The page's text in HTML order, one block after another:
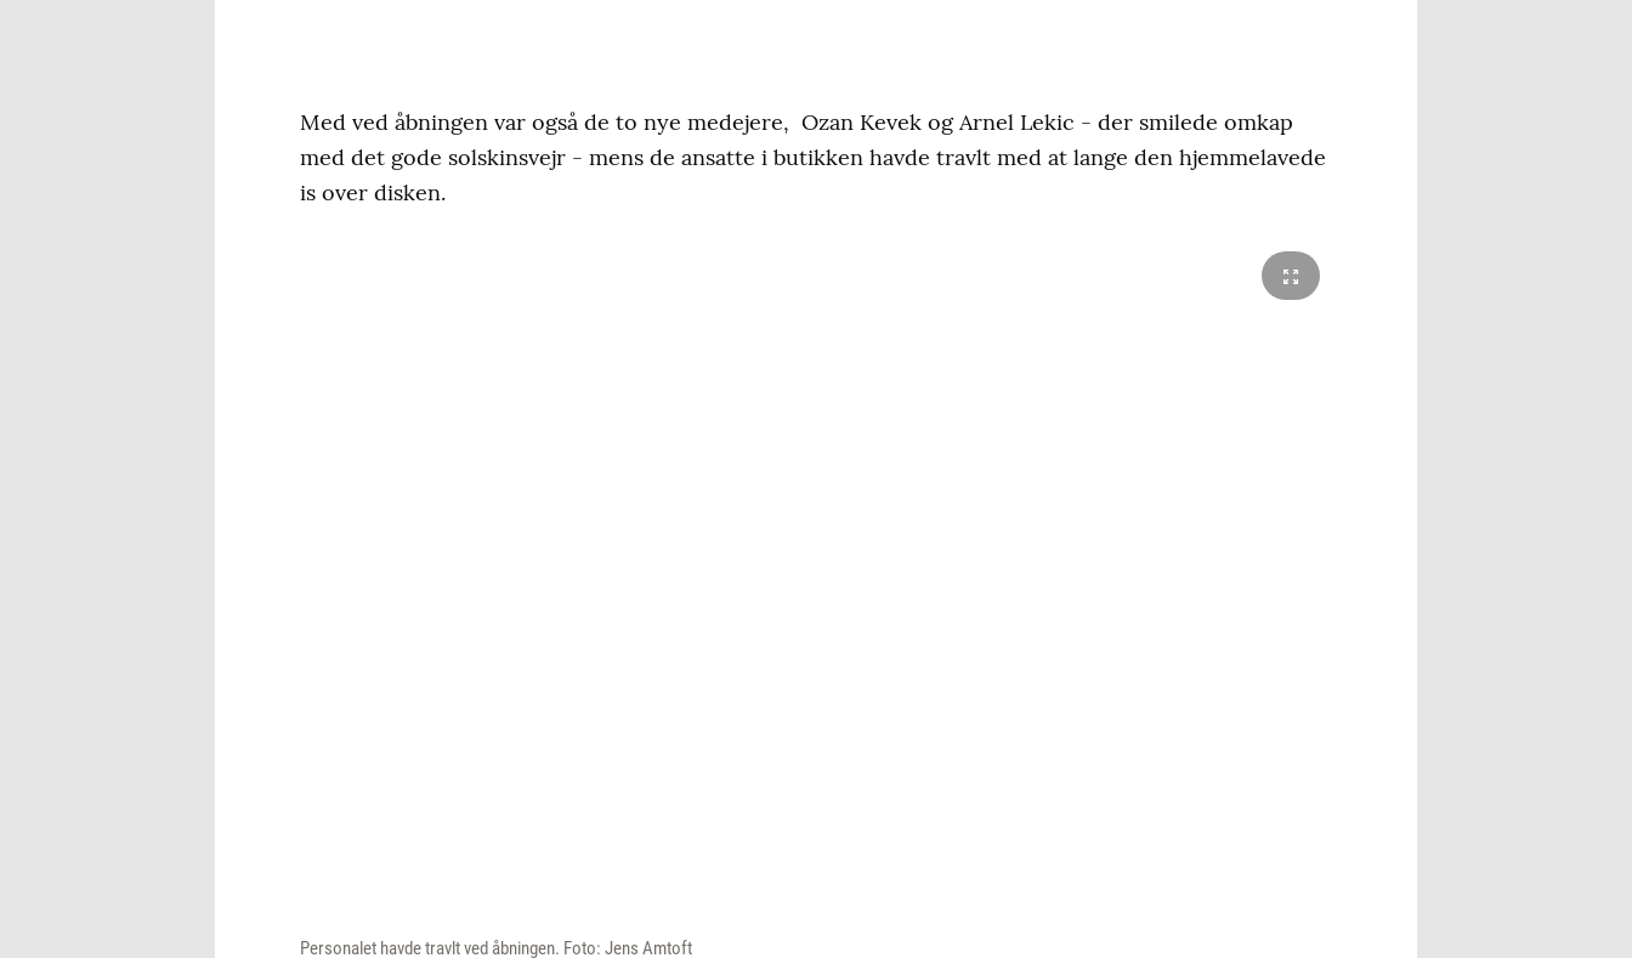
Med ved åbningen var også de to nye medejere, Ozan Kevek og Arnel Lekic - der smilede omkap
med det gode solskinsvejr - mens de ansatte i butikken havde travlt med at lange den hjemmelavede
is over disken.
Personalet havde travlt ved åbningen. Foto: Jens Amtoft